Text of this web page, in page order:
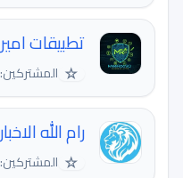
تطبيقات
☆ المشتركين: 74,000
رام الله
☆ المشتركين: 207,054